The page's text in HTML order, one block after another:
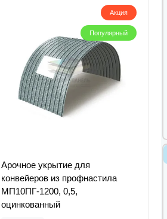
Акция
Популярный
Арочное укрытие для
конвейеров из профнастила
МП10ПГ-1200, 0,5,
оцинкованный